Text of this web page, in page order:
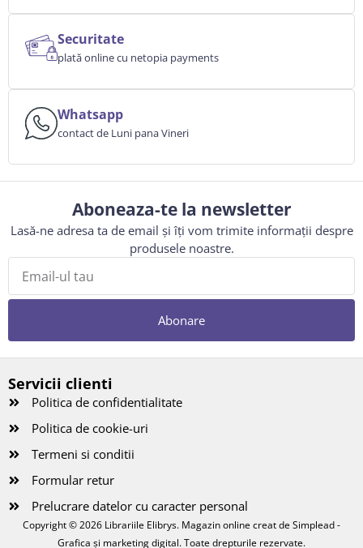
Securitate
plată online cu netopia payments
Whatsapp
contact de Luni pana Vineri
Aboneaza-te la newsletter
Lasă-ne adresa ta de email și îți vom trimite informații despre
produsele noastre.
Abonare
Servicii clienti
Politica de confidentialitate
Politica de cookie-uri
Termeni si conditii
Formular retur
Prelucrare datelor cu caracter personal
Copyright © 2026 Librariile Elibrys. Magazin online creat de Simplead -
Grafica și marketing digital. Toate drepturile rezervate.